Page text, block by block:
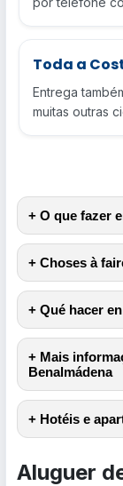
Toda a
Entrega
muitas outras
+ O que fazer
+ Choses à
+ Qué hacer
+ Mais
Benalmádena
+ Hotéis e
Aluguer